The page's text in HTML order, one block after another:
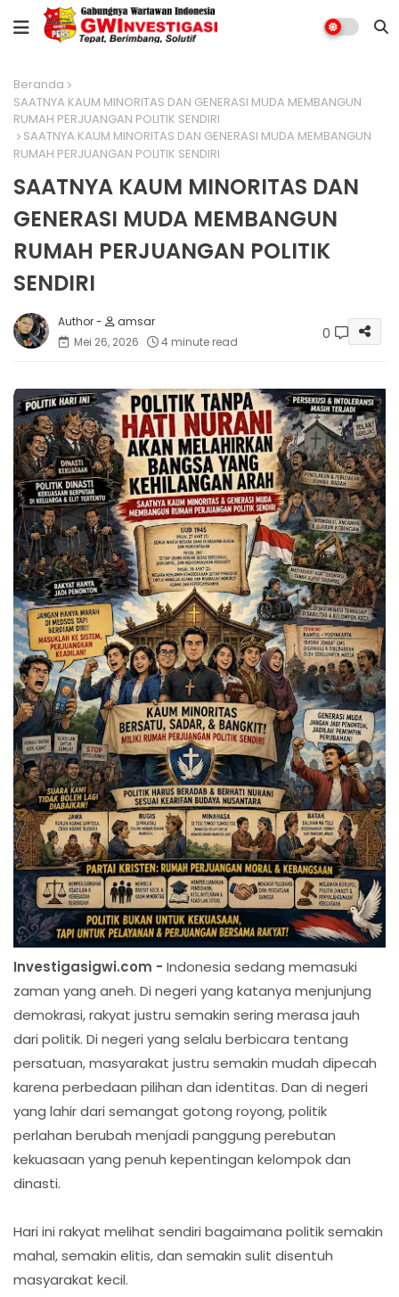
Beranda
SAATNYA KAUM MINORITAS DAN GENERASI MUDA MEMBANGUN
RUMAH PERJUANGAN POLITIK SENDIRI
SAATNYA KAUM MINORITAS DAN GENERASI MUDA MEMBANGUN
RUMAH PERJUANGAN POLITIK SENDIRI
SAATNYA KAUM MINORITAS DAN
GENERASI MUDA MEMBANGUN
RUMAH PERJUANGAN POLITIK
SENDIRI
amsar
Mei 26, 2026
4 minute read 0
Investigasigwi.com - Indonesia sedang memasuki
zaman yang aneh. Di negeri yang katanya menjunjung
demokrasi, rakyat justru semakin sering merasa jauh
dari politik. Di negeri yang selalu berbicara tentang
persatuan, masyarakat justru semakin mudah dipecah
karena perbedaan pilihan dan identitas. Dan di negeri
yang lahir dari semangat gotong royong, politik
perlahan berubah menjadi panggung perebutan
kekuasaan yang penuh kepentingan kelompok dan
dinasti.
Hari ini rakyat melihat sendiri bagaimana politik semakin
mahal, semakin elitis, dan semakin sulit disentuh
masyarakat kecil.